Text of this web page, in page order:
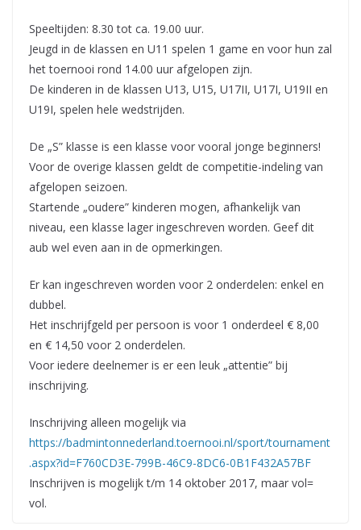
Speeltijden: 8.30 tot ca. 19.00 uur.
Jeugd in de klassen en U11 spelen 1 game en voor hun zal
het toernooi rond 14.00 uur afgelopen zijn.
De kinderen in de klassen U13, U15, U17II, U17I, U19II en
U19I, spelen hele wedstrijden.
De „S” klasse is een klasse voor vooral jonge beginners!
Voor de overige klassen geldt de competitie-indeling van
afgelopen seizoen.
Startende „oudere” kinderen mogen, afhankelijk van
niveau, een klasse lager ingeschreven worden. Geef dit
aub wel even aan in de opmerkingen.
Er kan ingeschreven worden voor 2 onderdelen: enkel en
dubbel.
Het inschrijfgeld per persoon is voor 1 onderdeel € 8,00
en € 14,50 voor 2 onderdelen.
Voor iedere deelnemer is er een leuk „attentie” bij
inschrijving.
Inschrijving alleen mogelijk via
https://badmintonnederland.toernooi.nl/sport/tournament
.aspx?id=F760CD3E-799B-46C9-8DC6-0B1F432A57BF
Inschrijven is mogelijk t/m 14 oktober 2017, maar vol=
vol.